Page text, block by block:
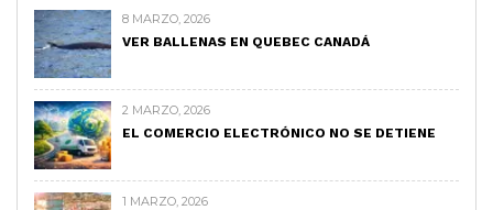
8 MARZO, 2026
VER BALLENAS EN QUEBEC CANADÁ
2 MARZO, 2026
EL COMERCIO ELECTRÓNICO NO SE DETIENE
1 MARZO, 2026